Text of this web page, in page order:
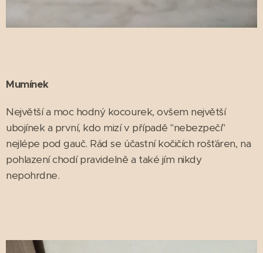
Mumínek
Největší a moc hodný kocourek, ovšem největší
ubojínek a první, kdo mizí v případě "nebezpečí"
nejlépe pod gauč. Rád se účastní kočičích rošťáren, na
pohlazení chodí pravidelně a také jím nikdy
nepohrdne.